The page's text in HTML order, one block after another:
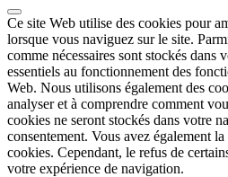
Ce site Web utilise des cookies pour
lorsque vous naviguez sur le site.
comme nécessaires sont stockés dans
essentiels au fonctionnement des
Web. Nous utilisons également des
analyser et à comprendre comment
cookies ne seront stockés dans votre
consentement. Vous avez également
cookies. Cependant, le refus de
votre expérience de navigation.